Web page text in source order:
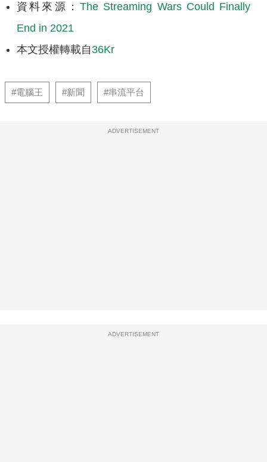
資料來源：The Streaming Wars Could Finally
End in 2021
本文授權轉載自 36Kr
#電腦王 #新聞 #串流平台
ADVERTISEMENT
ADVERTISEMENT